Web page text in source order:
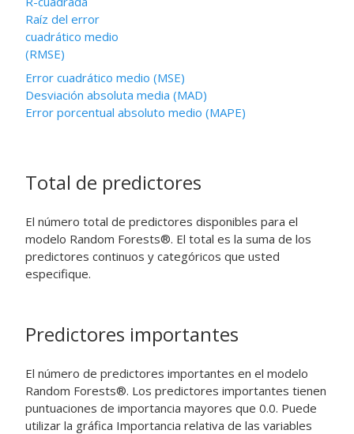
Raíz del error
cuadrático medio
(RMSE)
Error cuadrático medio (MSE)
Desviación absoluta media (MAD)
Error porcentual absoluto medio (MAPE)
Total de predictores
El número total de predictores disponibles para el
modelo Random Forests®. El total es la suma de los
predictores continuos y categóricos que usted
especifique.
Predictores importantes
El número de predictores importantes en el modelo
Random Forests®. Los predictores importantes tienen
puntuaciones de importancia mayores que 0.0. Puede
utilizar la gráfica Importancia relativa de las variables